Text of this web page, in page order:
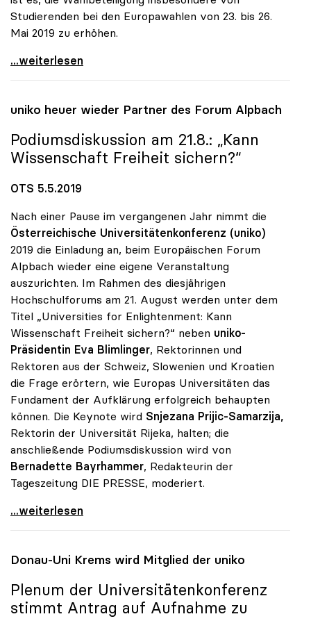
Studierenden bei den Europawahlen von 23. bis 26.
Mai 2019 zu erhöhen.
uniko präsentierte Banner „Universities vote for
...weiterlesen
uniko heuer wieder Partner des Forum Alpbach
Podiumsdiskussion am 21.8.: „Kann
Wissenschaft Freiheit sichern?“
OTS 5.5.2019
Nach einer Pause im vergangenen Jahr nimmt die
Österreichische Universitätenkonferenz (uniko)
2019 die Einladung an, beim Europäischen Forum
Alpbach wieder eine eigene Veranstaltung
auszurichten. Im Rahmen des diesjährigen
Hochschulforums am 21. August werden unter dem
Titel „Universities for Enlightenment: Kann
Wissenschaft Freiheit sichern?“ neben uniko-
Präsidentin Eva Blimlinger, Rektorinnen und
Rektoren aus der Schweiz, Slowenien und Kroatien
die Frage erörtern, wie Europas Universitäten das
Fundament der Aufklärung erfolgreich behaupten
können. Die Keynote wird Snjezana Prijic-Samarzija,
Rektorin der Universität Rijeka, halten; die
anschließende Podiumsdiskussion wird von
Bernadette Bayrhammer, Redakteurin der
Tageszeitung DIE PRESSE, moderiert.
uniko heuer wieder Partner des Forum Alpbach
...weiterlesen
Donau-Uni Krems wird Mitglied der uniko
Plenum der Universitätenkonferenz
stimmt Antrag auf Aufnahme zu